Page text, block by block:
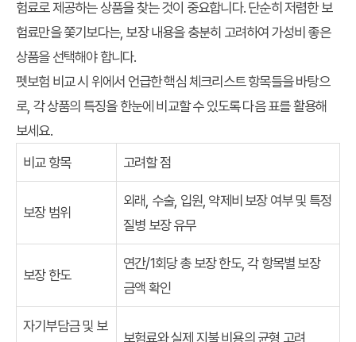
험료로 제공하는 상품을 찾는 것이 중요합니다. 단순히 저렴한 보
험료만을 쫓기보다는, 보장 내용을 충분히 고려하여 가성비 좋은
상품을 선택해야 합니다.
펫보험 비교시 위에서 언급한 핵심 체크리스트 항목들을 바탕으
로, 각 상품의 특징을 한눈에 비교할 수 있도록 다음 표를 활용해
보세요.
비교 항목
고려할 점
보장 범위
외래, 수술, 입원, 약제비 보장 여부 및 특정
질병 보장 유무
보장 한도
연간/1회당 총 보장 한도, 각 항목별 보장
금액 확인
자기부담금 및 보
보험료와 실제 지불 비용의 균형 고려